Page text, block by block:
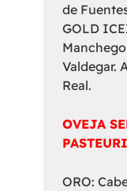
de
GOLD
Valdegar.
Real.
OVEJA
ORO: